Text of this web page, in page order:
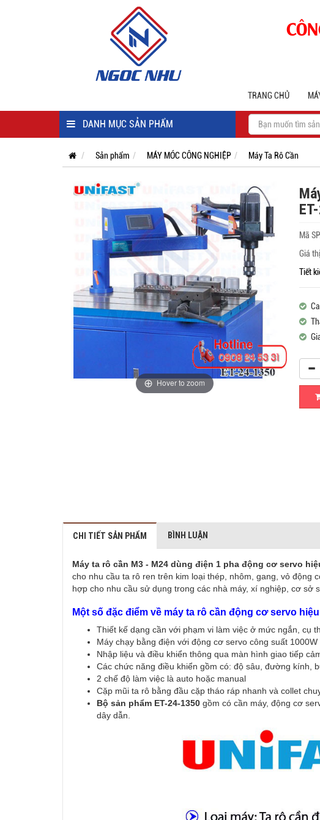
TRANG CHỦ
DANH MỤC SẢN PHẨM
Sản phẩm MÁY MÓC CÔNG NGHIỆP Máy Ta Rô Cần
Hover to zoom
Mã
Giá
Tiết
CHI TIẾT SẢN PHẨM BÌNH LUẬN
Máy ta rô cần M3 - M24 dùng điện 1 pha động cơ servo
cho nhu cầu ta rô ren trên kim loại thép, nhôm, gang, vỏ động
hợp cho nhu cầu sử dụng trong các nhà máy, xí nghiệp, cơ sở
Một số đặc điểm về máy ta rô cần động cơ servo
Thiết kế dạng cần với phạm vi làm việc ở mức ngắn, cụ
Máy chạy bằng điện với động cơ servo công suất 1000W
Nhập liệu và điều khiển thông qua màn hình giao tiếp
Các chức năng điều khiển gồm có: độ sâu, đường kính,
2 chế độ làm việc là auto hoặc manual
Cặp mũi ta rô bằng đầu cặp tháo ráp nhanh và collet
Bộ sản phẩm ET-24-1350 gồm có cần máy, động cơ
dây dẫn.